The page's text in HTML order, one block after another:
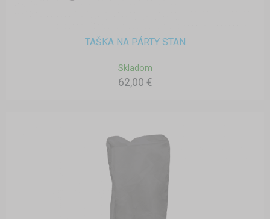
TAŠKA NA PÁRTY STAN
Skladom
62,00 €